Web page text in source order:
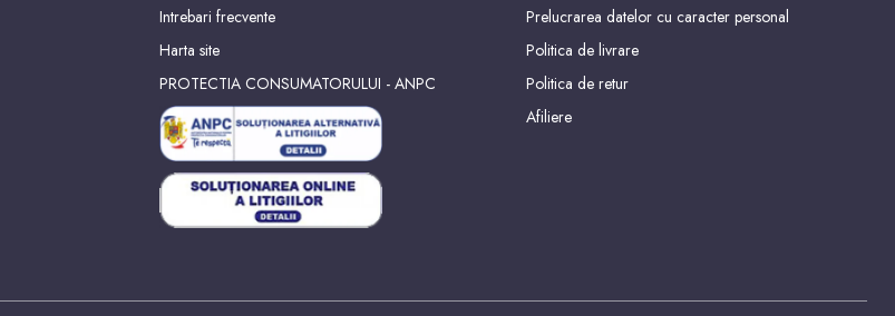
Intrebari frecvente
Harta site
PROTECTIA CONSUMATORULUI - ANPC
Prelucrarea datelor cu caracter personal
Politica de livrare
Politica de retur
Afiliere